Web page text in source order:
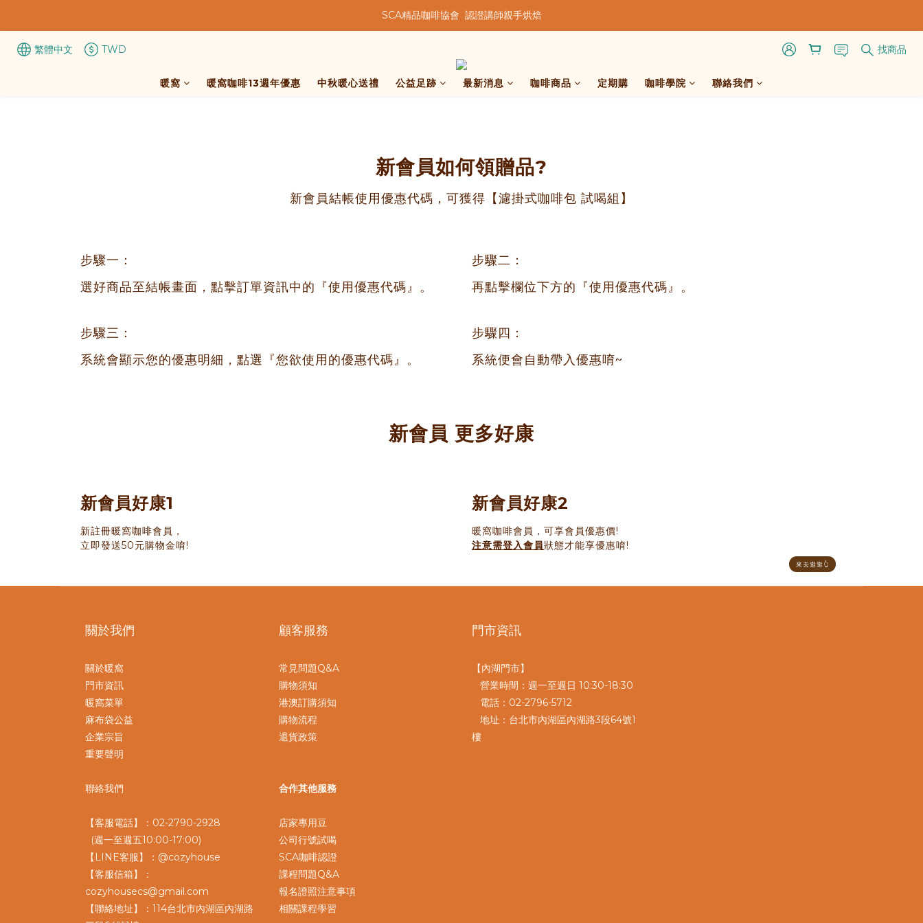
★★歡迎來到暖窩咖啡★★
SCA精品咖啡協會  認證講師親手烘焙
繁體中文 TWD 找商品
暖窩 暖窩咖啡13週年優惠 中秋暖心送禮 公益足跡 最新消息 咖啡商品 定期購 咖啡學院 聯絡我們
新會員如何領贈品?
新會員結帳使用優惠代碼，可獲得【濾掛式咖啡包 試喝組】
步驟一：
選好商品至結帳畫面，點擊訂單資訊中的『使用優惠代碼』。
步驟二：
再點擊欄位下方的『使用優惠代碼』。
步驟三：
系統會顯示您的優惠明細，點選『您欲使用的優惠代碼』。
步驟四：
系統便會自動帶入優惠唷~
新會員 更多好康
新會員好康1
新註冊暖窩咖啡會員，
立即發送50元購物金唷!
新會員好康2
暖窩咖啡會員，可享會員優惠價!
注意需登入會員狀態才能享優惠唷!
來去逛逛👆
關於我們
關於暖窩
門市資訊
暖窩菜單
麻布袋公益
企業宗旨
重要聲明
聯絡我們
【客服電話】：02-2790-2928
(週一至週五10:00-17:00)
【LINE客服】：@cozyhouse
【客服信箱】：
cozyhousecs@gmail.com
【聯絡地址】：114台北市內湖區內湖路
顧客服務
常見問題Q&A
購物須知
港澳訂購須知
購物流程
退貨政策
合作其他服務
店家專用豆
公司行號試喝
SCA咖啡認證
課程問題Q&A
報名證照注意事項
相關課程學習
門市資訊
【內湖門市】
營業時間：週一至週日 10:30-18:30
電話：02-2796-5712
地址：台北市內湖區內湖路3段64號1
樓